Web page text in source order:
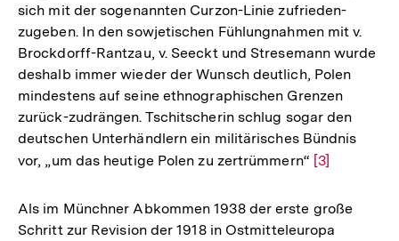
sich mit der sogenannten Curzon-Linie zufrieden-
zugeben. In den sowjetischen Fühlungnahmen mit v.
Brockdorff-Rantzau, v. Seeckt und Stresemann wurde
deshalb immer wieder der Wunsch deutlich, Polen
mindestens auf seine ethnographischen Grenzen
zurück-zudrängen. Tschitscherin schlug sogar den
deutschen Unterhändlern ein militärisches Bündnis
vor, „um das heutige Polen zu zertrümmern“ Zur
der
Fußnote
[3]
Als im Münchner Abkommen 1938 der erste große
Schritt zur Revision der 1918 in Ostmitteleuropa